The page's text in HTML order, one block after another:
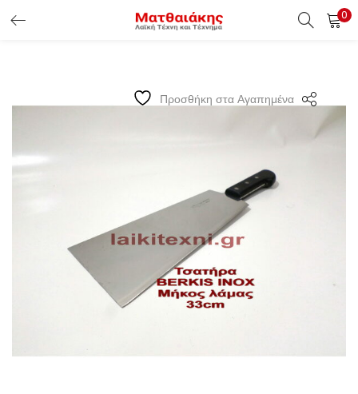
0
Προσθήκη στα Αγαπημένα
ΕΊΣΟΔΟΣ ΠΕΛΑΤΏΝ
Είσοδος Πελατών
Χάσατε τον κωδικό σας ?